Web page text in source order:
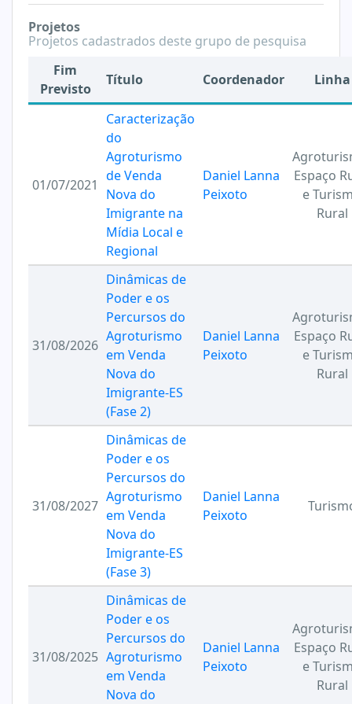
Projetos
Projetos cadastrados deste grupo de pesquisa
Fim
Previsto
Título Coordenador Linha
01/07/2021
Caracterização
do
Agroturismo
de Venda
Nova do
Imigrante na
Mídia Local e
Regional
Daniel Lanna
Peixoto
Espaço
e
Rural
31/08/2026
Dinâmicas de
Poder e os
Percursos do
Agroturismo
em Venda
Nova do
Imigrante-ES
(Fase 2)
Daniel Lanna
Peixoto
Espaço
e
Rural
31/08/2027
Dinâmicas de
Poder e os
Percursos do
Agroturismo
em Venda
Nova do
Imigrante-ES
(Fase 3)
Daniel Lanna
Peixoto
31/08/2025
Dinâmicas de
Poder e os
Percursos do
Agroturismo
em Venda
Nova do
Daniel Lanna
Peixoto
Espaço
e
Rural